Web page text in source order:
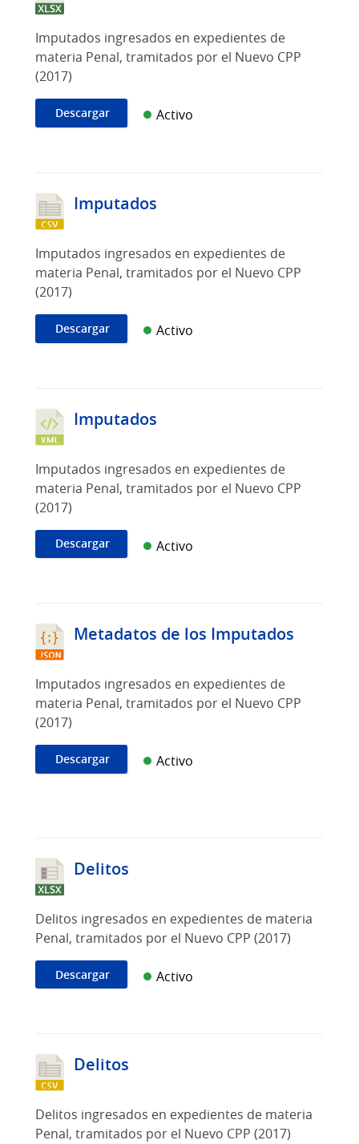
Imputados ingresados en expedientes de
materia Penal, tramitados por el Nuevo CPP
(2017)
Descargar Activo
Imputados
Imputados ingresados en expedientes de
materia Penal, tramitados por el Nuevo CPP
(2017)
Descargar Activo
Imputados
Imputados ingresados en expedientes de
materia Penal, tramitados por el Nuevo CPP
(2017)
Descargar Activo
Metadatos de los Imputados
Imputados ingresados en expedientes de
materia Penal, tramitados por el Nuevo CPP
(2017)
Descargar Activo
Delitos
Delitos ingresados en expedientes de materia
Penal, tramitados por el Nuevo CPP (2017)
Descargar Activo
Delitos
Delitos ingresados en expedientes de materia
Penal, tramitados por el Nuevo CPP (2017)